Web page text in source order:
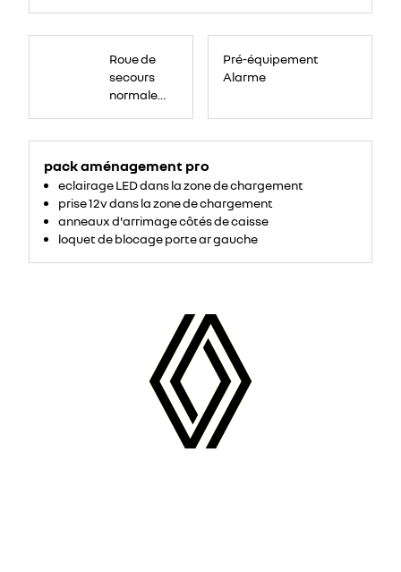
Roue de
secours
normale
Pré-équipement
Alarme
pack aménagement pro
eclairage LED dans la zone de chargement
prise 12v dans la zone de chargement
anneaux d'arrimage côtés de caisse
loquet de blocage porte ar gauche